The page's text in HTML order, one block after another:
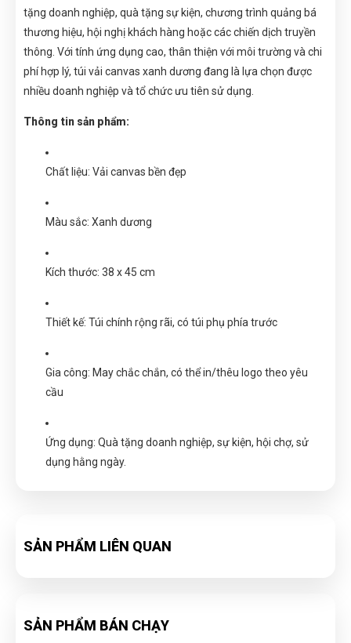
tặng doanh nghiệp, quà tặng sự kiện, chương trình quảng bá
thương hiệu, hội nghị khách hàng hoặc các chiến dịch truyền
thông. Với tính ứng dụng cao, thân thiện với môi trường và chi
phí hợp lý, túi vải canvas xanh dương đang là lựa chọn được
nhiều doanh nghiệp và tổ chức ưu tiên sử dụng.
Thông tin sản phẩm:
Chất liệu: Vải canvas bền đẹp
Màu sắc: Xanh dương
Kích thước: 38 x 45 cm
Thiết kế: Túi chính rộng rãi, có túi phụ phía trước
Gia công: May chắc chắn, có thể in/thêu logo theo yêu
cầu
Ứng dụng: Quà tặng doanh nghiệp, sự kiện, hội chợ, sử
dụng hằng ngày.
SẢN PHẨM LIÊN QUAN
SẢN PHẨM BÁN CHẠY